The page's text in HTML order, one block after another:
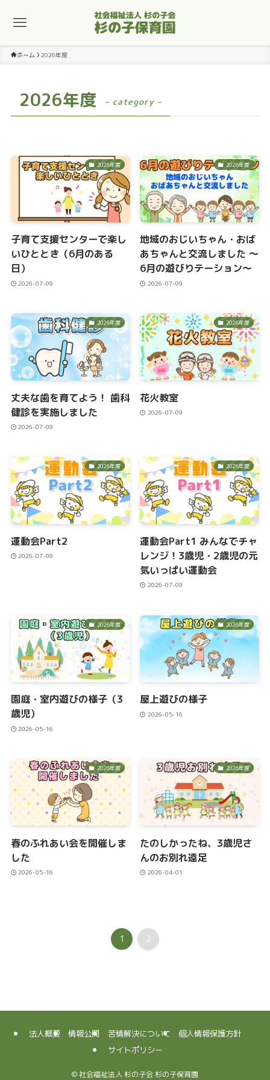
ホーム 2026年度
2026年度 – category –
2026年度
子育て支援センターで楽し
いひととき（6月のある
日）
2026-07-09
2026年度
地域のおじいちゃん・おば
あちゃんと交流しました ～
6月の遊びりテーション～
2026-07-09
2026年度
丈夫な歯を育てよう！ 歯科
健診を実施しました
2026-07-09
2026年度
花火教室
2026-07-09
2026年度
運動会Part2
2026-07-09
2026年度
運動会Part1 みんなでチャ
レンジ！3歳児・2歳児の元
気いっぱい運動会
2026-07-09
2026年度
園庭・室内遊びの様子（3
歳児）
2026-05-16
2026年度
屋上遊びの様子
2026-05-16
2026年度
春のふれあい会を開催しま
した
2026-05-16
2026年度
たのしかったね、3歳児さ
んのお別れ遠足
2026-04-01
1 2
法人概要 情報公開 苦情解決について
個人情報保護方針
サイトポリシー
©社会福祉法人 杉の子会 杉の子保育園